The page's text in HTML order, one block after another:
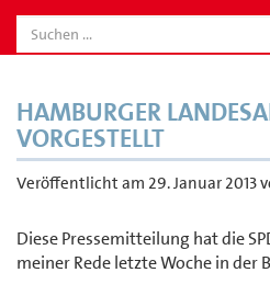
SEARCH
HAMBURGER
VORGESTELLT
Veröffentlicht am 29. Januar 2013
Diese Pressemitteilung hat die
meiner Rede letzte Woche in